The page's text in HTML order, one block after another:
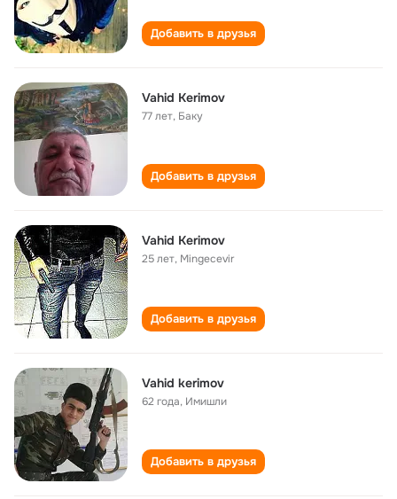
Добавить в друзья
Vahid Kerimov
77 лет, Баку
Добавить в друзья
Vahid Kerimov
25 лет, Mingecevir
Добавить в друзья
Vahid kerimov
62 года, Имишли
Добавить в друзья